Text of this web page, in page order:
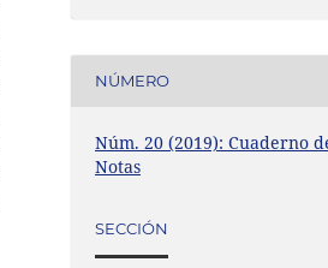
NÚMERO
Núm. 20 (2019): Cuaderno
Notas
SECCIÓN